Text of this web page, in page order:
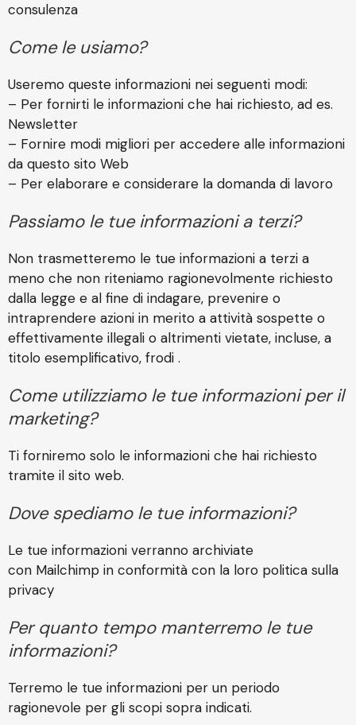
consulenza
Come le usiamo?
Useremo queste informazioni nei seguenti modi:
– Per fornirti le informazioni che hai richiesto, ad es.
Newsletter
– Fornire modi migliori per accedere alle informazioni
da questo sito Web
– Per elaborare e considerare la domanda di lavoro
Passiamo le tue informazioni a terzi?
Non trasmetteremo le tue informazioni a terzi a
meno che non riteniamo ragionevolmente richiesto
dalla legge e al fine di indagare, prevenire o
intraprendere azioni in merito a attività sospette o
effettivamente illegali o altrimenti vietate, incluse, a
titolo esemplificativo, frodi .
Come utilizziamo le tue informazioni per il
marketing?
Ti forniremo solo le informazioni che hai richiesto
tramite il sito web.
Dove spediamo le tue informazioni?
Le tue informazioni verranno archiviate
con Mailchimp in conformità con la loro politica sulla
privacy
Per quanto tempo manterremo le tue
informazioni?
Terremo le tue informazioni per un periodo
ragionevole per gli scopi sopra indicati.